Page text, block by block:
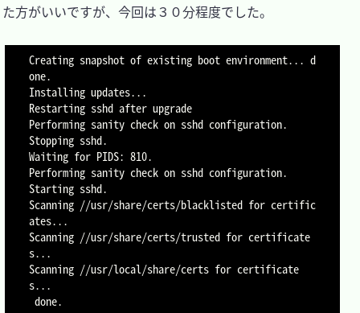
た方がいいですが、今回は３０分程度でした。
Creating snapshot of existing boot environment... d
one.
Installing updates...
Restarting sshd after upgrade
Performing sanity check on sshd configuration.
Stopping sshd.
Waiting for PIDS: 810.
Performing sanity check on sshd configuration.
Starting sshd.
Scanning //usr/share/certs/blacklisted for certific
ates...
Scanning //usr/share/certs/trusted for certificate
s...
Scanning //usr/local/share/certs for certificate
s...